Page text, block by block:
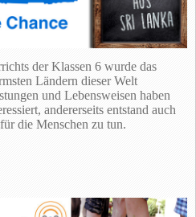
der Klassen 6 wurde das
Ländern dieser Welt
und Lebensweisen haben
andererseits entstand auch
die Menschen zu tun.